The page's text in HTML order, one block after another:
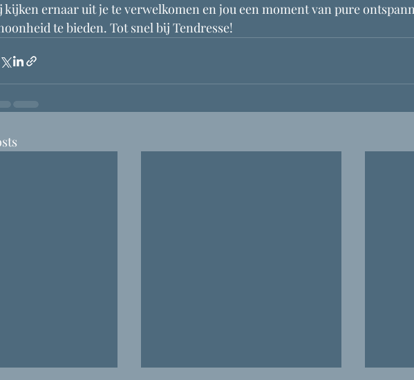
kijken ernaar uit je te verwelkomen en jou een moment van pure
te bieden. Tot snel bij Tendresse!